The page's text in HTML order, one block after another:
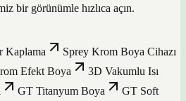
bir görünümle hızlıca açın.
Kaplama
Sprey Krom Boya Cihazı
Efekt Boya
3D Vakumlu Isı
GT Titanyum Boya
GT Soft